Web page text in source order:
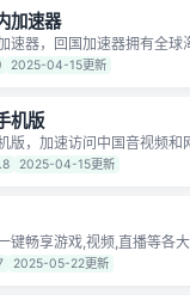
景的应用及网络加速
加速器
速器，回国加速器拥有全球
不卡顿超稳定，专为海外华
华人免除地域限制，随时高
2025-04-15更新
机版
版，加速访问中国音视频和
你加速访问优酷、bilibili、腾
服游戏，例如原神、阴阳师
帕弥什、sky光·遇、另一个
加速器致力于帮助海外华人
提供最好的回国游戏和音乐
或港澳台地区流畅加速国服
2025-04-15更新
键畅享游戏,视频,直播等各
不卡顿。人在海外听歌,玩国
2025-05-22更新